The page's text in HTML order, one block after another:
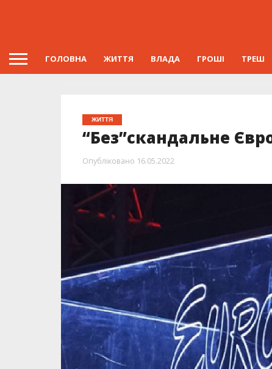
ГОЛОВНА ЖИТТЯ ВЛАДА ГРОШІ ТРЕШ
ЖИТТЯ
“Без”скандальне
Опубліковано 16.05.2022